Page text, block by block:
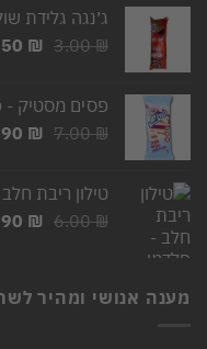
3.00 ₪.
ג׳נגה גלידת
3.00₪
המחיר
3.00 ₪.
₪
פסים מסטיק -
7.00₪
המחיר
7.00 ₪.
₪
טילון ריבת
6.00₪
המחיר
6.00 ₪.
₪
מענה אנושי ומהיר